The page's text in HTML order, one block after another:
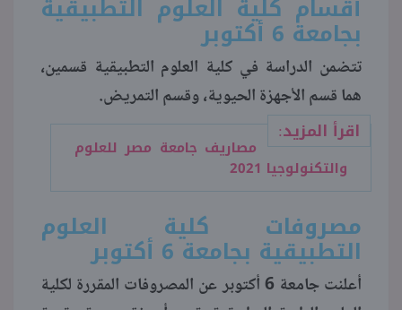
منوعات
أقسام كلية العلوم التطبيقية
بجامعة 6 أكتوبر
تتضمن الدراسة في كلية العلوم التطبيقية قسمين،
هما قسم الأجهزة الحيوية، وقسم التمريض.
اقرأ المزيد:
مصاريف جامعة مصر للعلوم
والتكنولوجيا 2021
مصروفات كلية العلوم
التطبيقية بجامعة 6 أكتوبر
أعلنت جامعة 6 أكتوبر عن المصروفات المقررة لكلية